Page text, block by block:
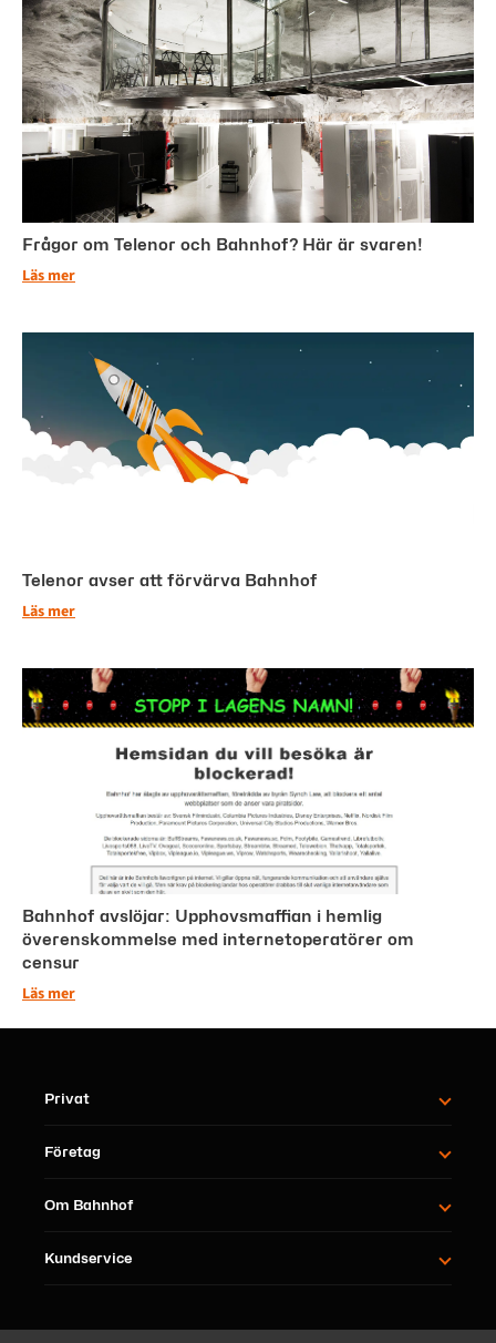
Frågor om Telenor och Bahnhof? Här är svaren!
Läs mer
Telenor avser att förvärva Bahnhof
Läs mer
Bahnhof avslöjar: Upphovsmaffian i hemlig
överenskommelse med internetoperatörer om
censur
Läs mer
Privat
Företag
Om Bahnhof
Kundservice